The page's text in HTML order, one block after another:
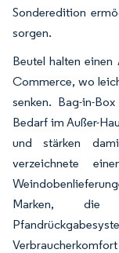
Sonderedition
sorgen.
Beutel halten
Commerce, wo
senken. Bag-in-
Bedarf im Außer-
und stärken
verzeichnete
Marken, die